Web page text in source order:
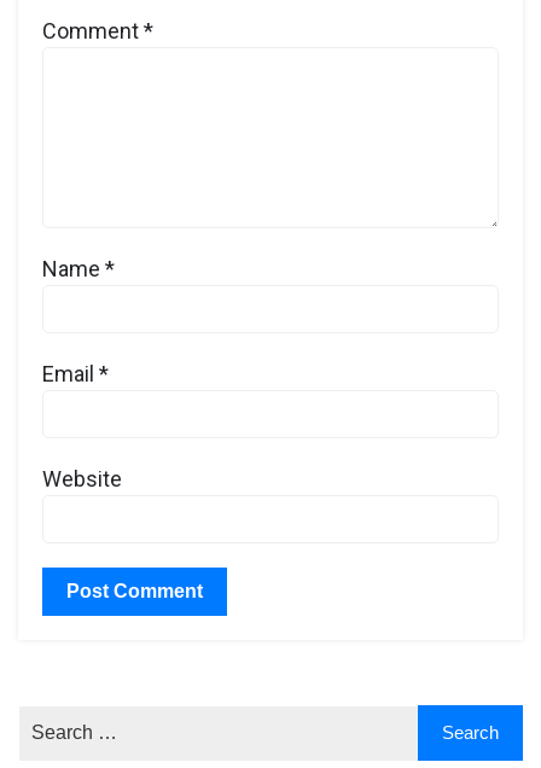
Comment*
Name *
Email *
Website